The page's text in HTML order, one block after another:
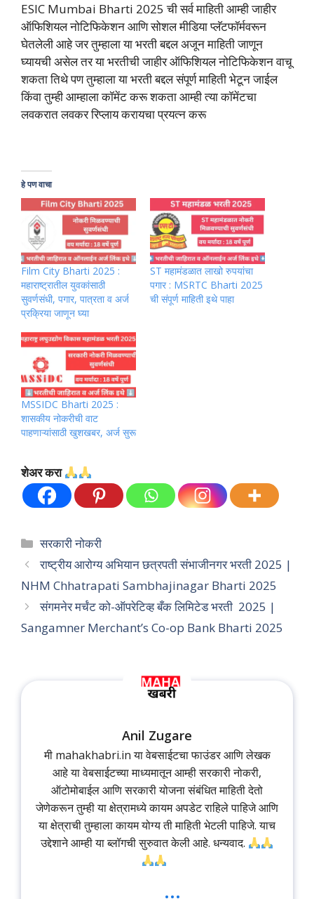
ESIC Mumbai Bharti 2025 ची सर्व माहिती आम्ही जाहीर
ऑफिशियल नोटिफिकेशन आणि सोशल मीडिया प्लॅटफॉर्मवरून
घेतलेली आहे जर तुम्हाला या भरती बद्दल अजून माहिती जाणून
घ्यायची असेल तर या भरतीची जाहीर ऑफिशियल नोटिफिकेशन वाचू
शकता तिथे पण तुम्हाला या भरती बद्दल संपूर्ण माहिती भेटून जाईल
किंवा तुम्ही आम्हाला कॉमेंट करू शकता आम्ही त्या कॉमेंटचा
लवकरात लवकर रिप्लाय करायचा प्रयत्न करू
हे पण वाचा
Film City Bharti 2025 :
महाराष्ट्रातील युवकांसाठी
सुवर्णसंधी, पगार, पात्रता व अर्ज
प्रक्रिया जाणून घ्या
ST महामंडळात लाखो रुपयांचा
पगार : MSRTC Bharti 2025
ची संपूर्ण माहिती इथे पाहा
MSSIDC Bharti 2025 :
शासकीय नोकरीची वाट
पाहणाऱ्यांसाठी खुशखबर, अर्ज सुरू
शेअर करा
Categories
सरकारी नोकरी
राष्ट्रीय आरोग्य अभियान छत्रपती संभाजीनगर भरती 2025 |
NHM Chhatrapati Sambhajinagar Bharti 2025
संगमनेर मर्चंट को-ऑपरेटिव्ह बँक लिमिटेड भरती 2025 |
Sangamner Merchant’s Co-op Bank Bharti 2025
Anil Zugare
मी mahakhabri.in या वेबसाईटचा फाउंडर आणि लेखक
आहे या वेबसाईटच्या माध्यमातून आम्ही सरकारी नोकरी,
ऑटोमोबाईल आणि सरकारी योजना संबंधित माहिती देतो
जेणेकरून तुम्ही या क्षेत्रामध्ये कायम अपडेट राहिले पाहिजे आणि
या क्षेत्राची तुम्हाला कायम योग्य ती माहिती भेटली पाहिजे. याच
उद्देशाने आम्ही या ब्लॉगची सुरुवात केली आहे. धन्यवाद.
...